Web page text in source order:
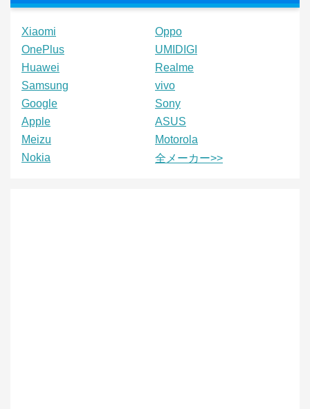
Xiaomi
Oppo
OnePlus
UMIDIGI
Huawei
Realme
Samsung
vivo
Google
Sony
Apple
ASUS
Meizu
Motorola
Nokia
全メーカー>>